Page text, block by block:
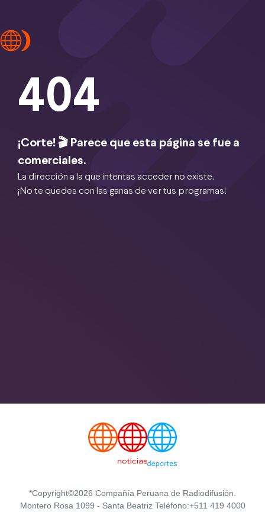
404
¡Corte! 🎬 Parece que esta página se fue a
comerciales.
La dirección a la que intentas acceder no existe.
¡No te quedes con las ganas de ver tus programas!
*Copyright©2026 Compañía Peruana de Radiodifusión.
Montero Rosa 1099 - Santa Beatriz Teléfono:+511 419 4000